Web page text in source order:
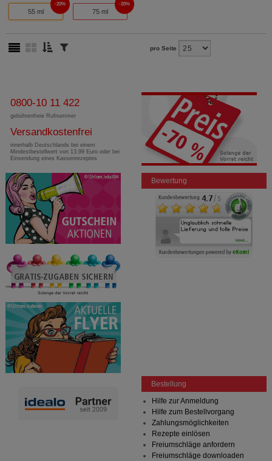
55 ml
20%
75 ml
20%
pro Seite
0800-10 11 422
gebührenfreie Rufnummer
Versandkostenfrei
innerhalb Deutschlands bei einem
Mindestbestellwert von 13,99 Euro oder bei
Einsendung eines Kassenrezeptes
Bewertung
Bestellung
Hilfe zur Anmeldung
Hilfe zum Bestellvorgang
Zahlungsmöglichkeiten
Rezepte einlösen
Freiumschläge anfordern
Freiumschläge downloaden